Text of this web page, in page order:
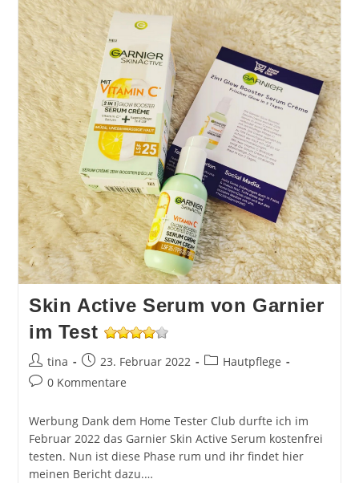
Skin Active Serum von Garnier
im Test
Beitrags-
Autor:
tina
Beitrag
veröffentlicht:
23. Februar 2022
Beitrags-
Hautpflege
Beitrags-
0 Kommentare
Werbung Dank dem Home Tester Club durfte ich im
Februar 2022 das Garnier Skin Active Serum kostenfrei
testen. Nun ist diese Phase rum und ihr findet hier
meinen Bericht dazu.…